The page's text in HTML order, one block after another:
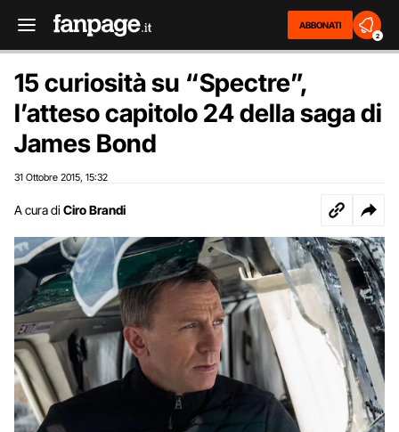
ABBONATI
2
15 curiosità su “Spectre”,
l’atteso capitolo 24 della saga di
James Bond
31 Ottobre 2015 15:32
A cura di Ciro Brandi